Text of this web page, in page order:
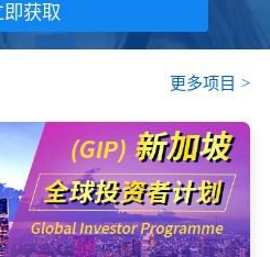
即获取
更多项目 >